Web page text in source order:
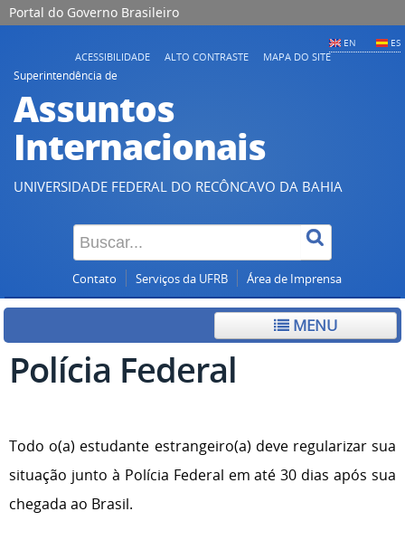
Portal do Governo Brasileiro
EN ES
ACESSIBILIDADE ALTO CONTRASTE
MAPA DO SITE
Superintendência de
Assuntos
Internacionais
UNIVERSIDADE FEDERAL DO RECÔNCAVO DA BAHIA
Contato Serviços da UFRB Área de Imprensa
MENU
Polícia Federal
Todo o(a) estudante estrangeiro(a) deve regularizar sua
situação junto à Polícia Federal em até 30 dias após sua
chegada ao Brasil.